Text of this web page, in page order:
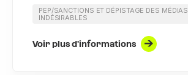
PEP/SANCTIONS ET DÉPISTAGE DES MÉDIAS
INDÉSIRABLES
Voir plus d'informations